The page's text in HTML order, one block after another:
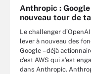
Anthropic :
nouveau tour de
Le challenger
lever à nouveau des
Google – déjà
c’est AWS qui s’est
dans Anthropic.